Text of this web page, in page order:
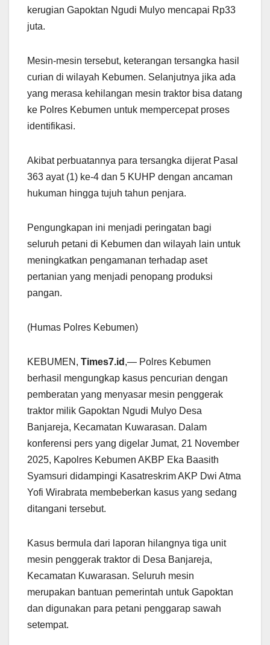
kerugian Gapoktan Ngudi Mulyo mencapai Rp33
juta.
Mesin-mesin tersebut, keterangan tersangka hasil
curian di wilayah Kebumen. Selanjutnya jika ada
yang merasa kehilangan mesin traktor bisa datang
ke Polres Kebumen untuk mempercepat proses
identifikasi.
Akibat perbuatannya para tersangka dijerat Pasal
363 ayat (1) ke-4 dan 5 KUHP dengan ancaman
hukuman hingga tujuh tahun penjara.
Pengungkapan ini menjadi peringatan bagi
seluruh petani di Kebumen dan wilayah lain untuk
meningkatkan pengamanan terhadap aset
pertanian yang menjadi penopang produksi
pangan.
(Humas Polres Kebumen)
KEBUMEN, Times7.id ,— Polres Kebumen
berhasil mengungkap kasus pencurian dengan
pemberatan yang menyasar mesin penggerak
traktor milik Gapoktan Ngudi Mulyo Desa
Banjareja, Kecamatan Kuwarasan. Dalam
konferensi pers yang digelar Jumat, 21 November
2025, Kapolres Kebumen AKBP Eka Baasith
Syamsuri didampingi Kasatreskrim AKP Dwi Atma
Yofi Wirabrata membeberkan kasus yang sedang
ditangani tersebut.
Kasus bermula dari laporan hilangnya tiga unit
mesin penggerak traktor di Desa Banjareja,
Kecamatan Kuwarasan. Seluruh mesin
merupakan bantuan pemerintah untuk Gapoktan
dan digunakan para petani penggarap sawah
setempat.